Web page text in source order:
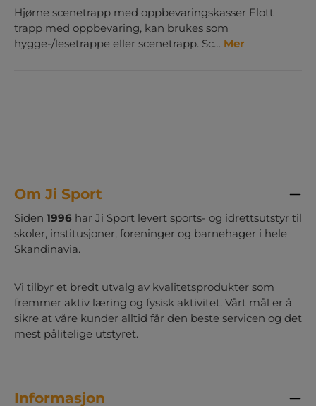
Hjørne scenetrapp med oppbevaringskasser Flott
trapp med oppbevaring, kan brukes som
hygge-/lesetrappe eller scenetrapp. Sc… Mer
Om Ji Sport
Siden 1996 har Ji Sport levert sports- og idrettsutstyr til
skoler, institusjoner, foreninger og barnehager i hele
Skandinavia.
Vi tilbyr et bredt utvalg av kvalitetsprodukter som
fremmer aktiv læring og fysisk aktivitet. Vårt mål er å
sikre at våre kunder alltid får den beste servicen og det
mest pålitelige utstyret.
Informasjon